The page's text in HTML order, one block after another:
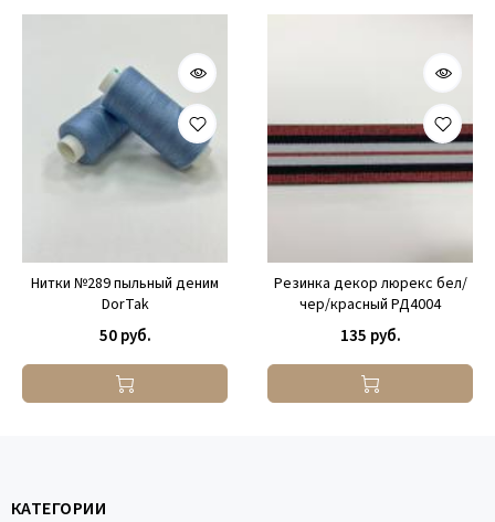
Нитки №289 пыльный деним
DorTak
50 руб.
Резинка декор люрекс бел/
чер/красный РД4004
135 руб.
КАТЕГОРИИ